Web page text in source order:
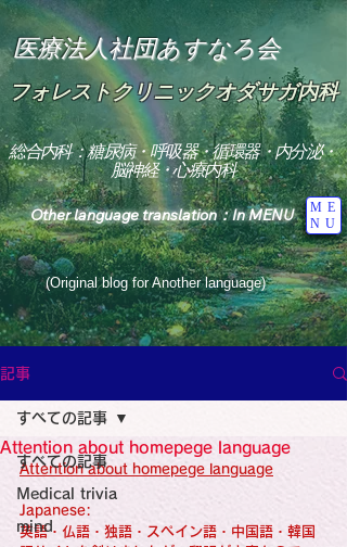
医療法人社団あすなろ会
フォレストクリニックオダサガ内科
Other language translation：In MENU
ME
NU
総合内科：糖尿病・呼吸器・循環器・内分泌・
脳神経・心療内科
(Original blog for Another language)
Heavens: Beyond the Universe: The World
the God of Light Resides"
尿病
経内科専門医
尿病
Wide Blog
性診療
Religion
記事
すべての記事
Medical trivia
mind
すべての記事
Attention about homepege language
Attention about homepege language
Japanese:
英語・仏語・独語・スペイン語・中国語・韓国